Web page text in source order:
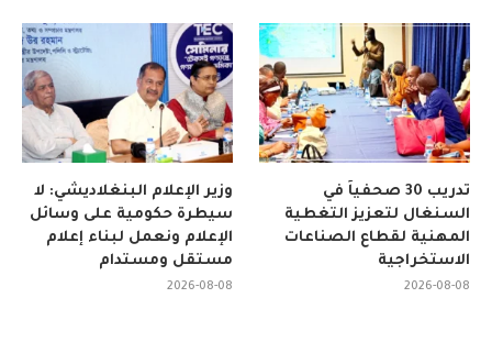
وزير الإعلام البنغلاديشي: لا
سيطرة حكومية على وسائل
الإعلام ونعمل لبناء إعلام
مستقل ومستدام
2026-08-08
تدريب 30 صحفياً في
السنغال لتعزيز التغطية
المهنية لقطاع الصناعات
الاستخراجية
2026-08-08